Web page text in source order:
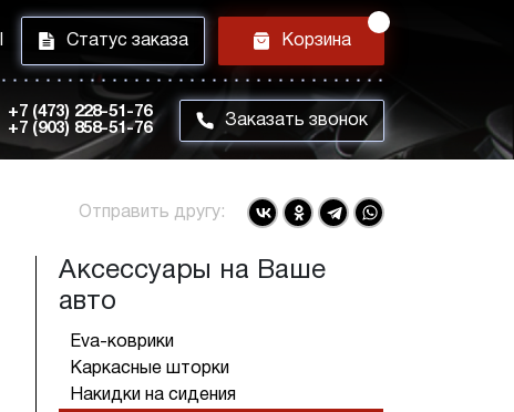
i Статус заказа h Корзина
+7 (473) 228-51-76
+7 (903) 858-51-76
m Заказать звонок
Отправить другу:
Аксессуары на Ваше
авто
Eva-коврики
Каркасные шторки
Накидки на сидения